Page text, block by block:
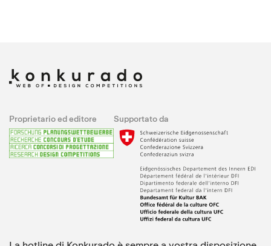
Proprietario ed editore Supportato da